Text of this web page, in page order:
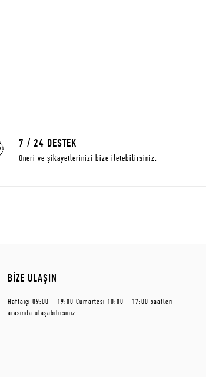
7 / 24 DESTEK
Öneri ve şikayetlerinizi bize iletebilirsiniz.
BİZE ULAŞIN
Haftaiçi 09:00 - 19:00 Cumartesi 10:00 - 17:00 saatleri
arasında ulaşabilirsiniz.